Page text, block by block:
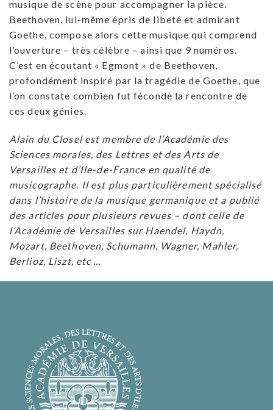
musique de scène pour accompagner la pièce.
Beethoven, lui-même épris de libeté et admirant
Goethe, compose alors cette musique qui comprend
l’ouverture – très célèbre – ainsi que 9 numéros.
C’est en écoutant « Egmont » de Beethoven,
profondément inspiré par la tragédie de Goethe, que
l’on constate combien fut féconde la rencontre de
ces deux génies.
Alain du Closel est membre de l’Académie des
Sciences morales, des Lettres et des Arts de
Versailles et d’Ile-de-France en qualité de
musicographe. Il est plus particulièrement spécialisé
dans l’histoire de la musique germanique et a publié
des articles pour plusieurs revues – dont celle de
l’Académie de Versailles sur Haendel, Haydn,
Mozart, Beethoven, Schumann, Wagner, Mahler,
Berlioz, Liszt, etc …